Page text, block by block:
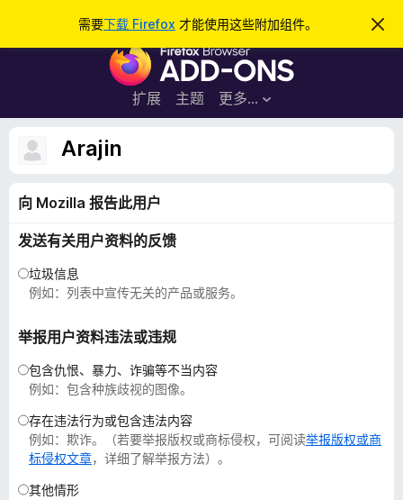
需要下载 Firefox 才能使用这些附加组件。
忽
此
F
r
e
加
扩展 主题 更多…
登录
Arajin
向 Mozilla 报告此用户
发送有关用户资料的反馈
垃圾信息
例如：列表中宣传无关的产品或服务。
举报用户资料违法或违规
包含仇恨、暴力、诈骗等不当内容
例如：包含种族歧视的图像。
存在违法行为或包含违法内容
例如：欺诈。（若要举报版权或商标侵权，可阅读举报版权或商
标侵权文章，详细了解举报方法）。
其他情形